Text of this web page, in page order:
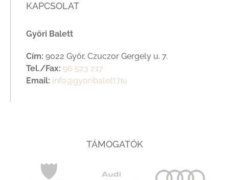
KAPCSOLAT
Győri Balett
Cím: 9022 Győr, Czuczor Gergely u. 7.
Tel./Fax: 96 523 217
Email: info@gyoribalett.hu
TÁMOGATÓK